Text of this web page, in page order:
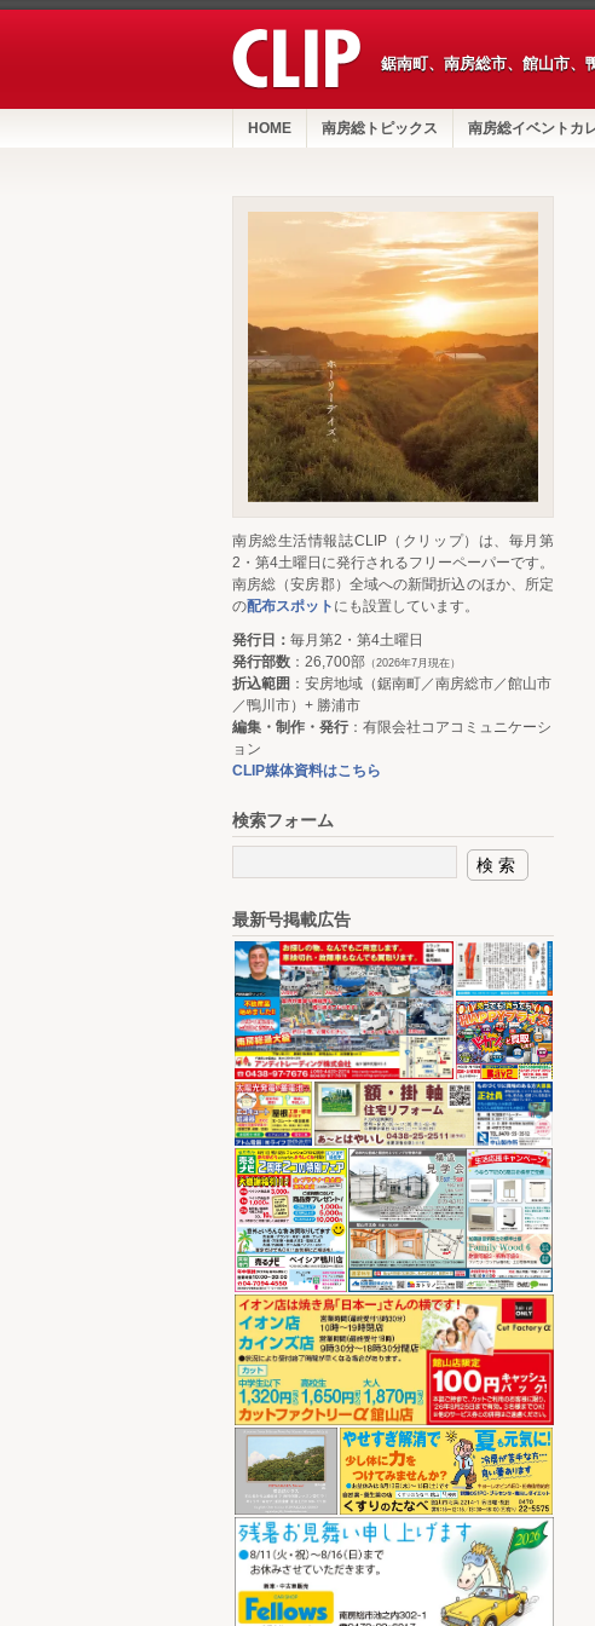
鋸南町、南房総市、館山市、
HOME 南房総トピックス 南房総イベントカ
南房総生活情報誌CLIP（クリップ）は、毎月第
2・第4土曜日に発行されるフリーペーパーです。
南房総（安房郡）全域への新聞折込のほか、所定
の配布スポット にも設置しています。
発行日： 毎月第2・第4土曜日
発行部数 ：26,700部 （2026年7月現在）
折込範囲 ：安房地域（鋸南町／南房総市／館山市
／鴨川市）+ 勝浦市
編集・制作・発行：有限会社コアコミュニケーシ
ョン
CLIP媒体資料はこちら
検索フォーム
最新号掲載広告